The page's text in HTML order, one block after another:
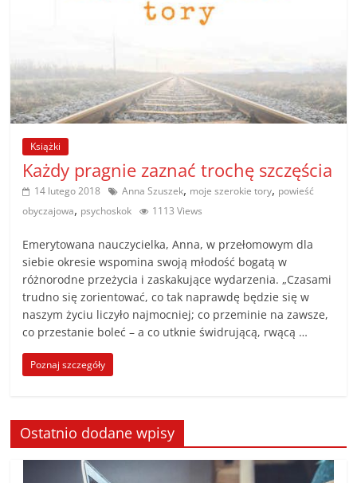
poradniki.
–
praktyczne
porady
i
wskazówki
poradniki
na
każdy
Książki
Każdy pragnie zaznać trochę szczęścia
14 lutego 2018 Anna Szuszek, moje szerokie tory, powieść
obyczajowa, psychoskok 1113 Views
Emerytowana nauczycielka, Anna, w przełomowym dla
siebie okresie wspomina swoją młodość bogatą w
różnorodne przeżycia i zaskakujące wydarzenia. „Czasami
trudno się zorientować, co tak naprawdę będzie się w
naszym życiu liczyło najmocniej; co przeminie na zawsze,
co przestanie boleć – a co utknie świdrującą, rwącą …
Poznaj szczegóły
Ostatnio dodane wpisy